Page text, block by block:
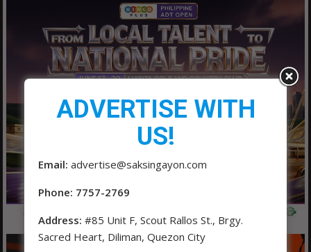
ADVERTISE WITH
US!
Email: advertise@saksingayon.com
Phone: 7757-2769
Address: #85 Unit F, Scout Rallos St., Brgy.
Sacred Heart, Diliman, Quezon City